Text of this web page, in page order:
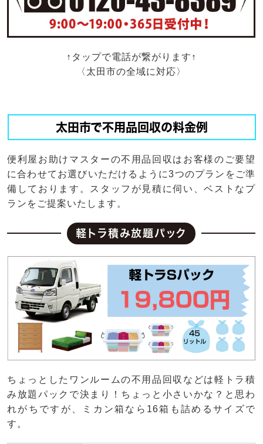
↑タップで電話が繋がります↑
〈太田市の全域に対応〉
太田市で不用品回収の料金例
便利屋お助けマスターの不用品回収はお客様のご要望
に合わせてお選びいただけるように3つのプランをご準
備しております。スタッフが見積に伺い、ベストなプ
ランをご提案いたします。
軽トラ積み放題パック
ちょっとしたワンルームの不用品回収などは軽トラ積
み放題パックで決まり！ちょっと小さいかな？と思わ
れがちですが、ミカン箱なら16箱も詰めるサイズで
す。